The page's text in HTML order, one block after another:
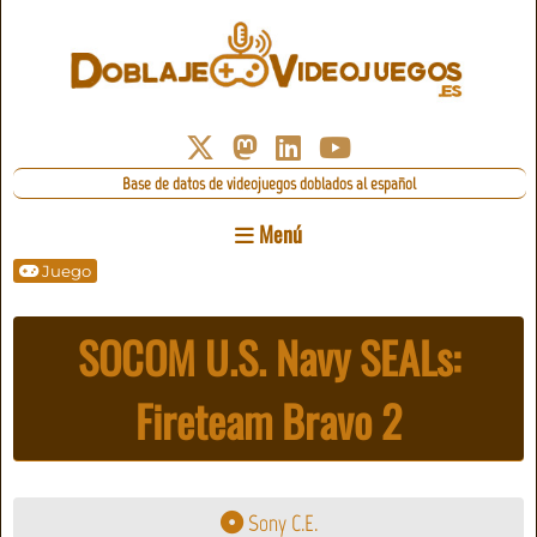
Base de datos de videojuegos doblados al español
Menú
Juego
SOCOM U.S. Navy SEALs:
Fireteam Bravo 2
Sony C.E.